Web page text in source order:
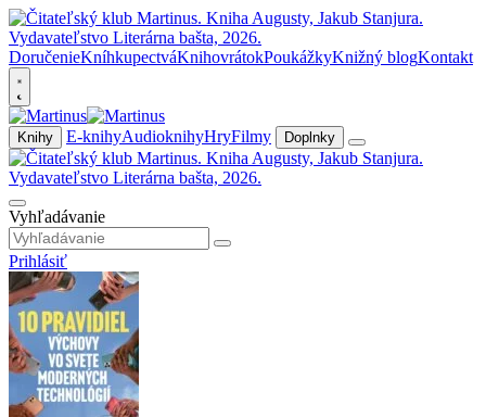
DoručenieKníhkupectváKnihovrátokPoukážkyKnižný blogKontakt
Knihy E-knihyAudioknihyHryFilmy Doplnky
Vyhľadávanie
Prihlásiť